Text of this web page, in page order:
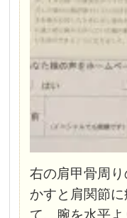
右の肩甲骨周
かすと肩関節
て、腕を水平